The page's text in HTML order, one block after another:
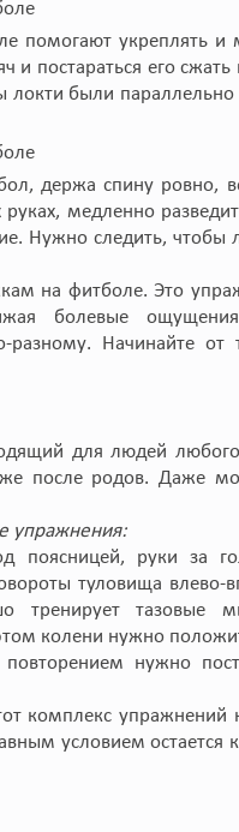
помогают укреплять и
и постараться его
локти были
держа спину ровно,
медленно
Нужно следить, чтобы
на фитболе. Это
болевые ощущения
Начинайте от
для людей
после родов. Даже
упражнения:
поясницей, руки за
туловища влево-
тренирует
колени нужно
нужно
комплекс упражнений
условием остается